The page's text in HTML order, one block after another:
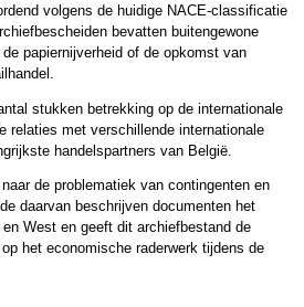
volgens de huidige NACE-classificatie
bevatten buitengewone
papiernijverheid of de opkomst van
stukken betrekking op de internationale
relaties met verschillende internationale
handelspartners van België.
de problematiek van contingenten en
daarvan beschrijven documenten het
West en geeft dit archiefbestand de
het economische raderwerk tijdens de